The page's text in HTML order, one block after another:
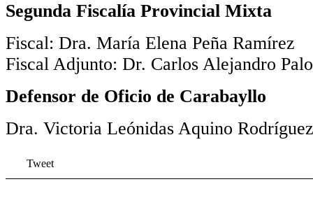
Segunda Fiscalía Provincial Mixta
Fiscal: Dra. María Elena Peña Ramírez
Fiscal Adjunto: Dr. Carlos Alejandro
Defensor de Oficio de Carabayllo
Dra. Victoria Leónidas Aquino Rodríguez
Tweet